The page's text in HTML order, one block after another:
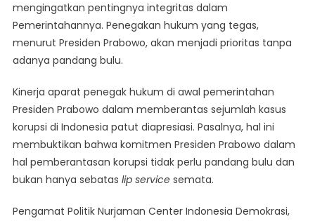
mengingatkan pentingnya integritas dalam
Pemerintahannya. Penegakan hukum yang tegas,
menurut Presiden Prabowo, akan menjadi prioritas tanpa
adanya pandang bulu.
Kinerja aparat penegak hukum di awal pemerintahan
Presiden Prabowo dalam memberantas sejumlah kasus
korupsi di Indonesia patut diapresiasi. Pasalnya, hal ini
membuktikan bahwa komitmen Presiden Prabowo dalam
hal pemberantasan korupsi tidak perlu pandang bulu dan
bukan hanya sebatas lip servicesemata.
Pengamat Politik Nurjaman Center Indonesia Demokrasi,